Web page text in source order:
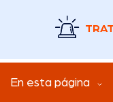
En esta página